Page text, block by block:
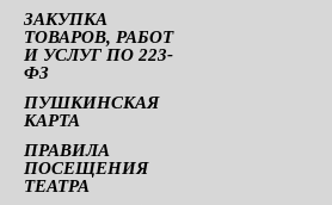
ЗАКУПКА
ТОВАРОВ, РАБОТ
И УСЛУГ ПО 223-
ФЗ
ПУШКИНСКАЯ
КАРТА
ПРАВИЛА
ПОСЕЩЕНИЯ
ТЕАТРА